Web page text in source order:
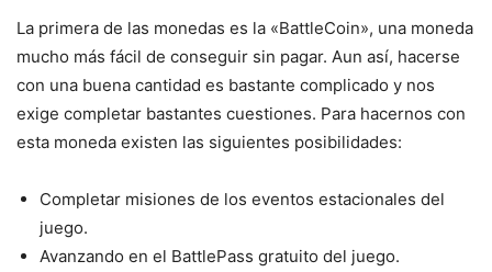
La primera de las monedas es la «BattleCoin», una moneda
mucho más fácil de conseguir sin pagar. Aun así, hacerse
con una buena cantidad es bastante complicado y nos
exige completar bastantes cuestiones. Para hacernos con
esta moneda existen las siguientes posibilidades:
Completar misiones de los eventos estacionales del
juego.
Avanzando en el BattlePass gratuito del juego.